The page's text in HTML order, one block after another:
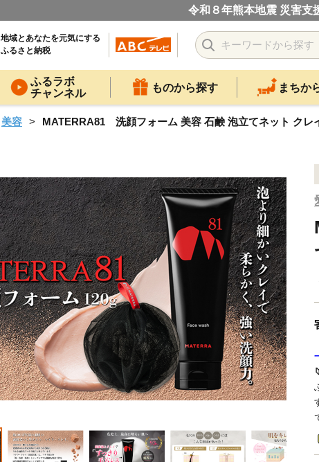
令和８年熊本地震 災害支
地域とあなたを元気にする
ふるさと納税
ふるラボ
チャンネル
ものから探す まちか
美容 MATERRA81 洗顔フォーム 美容 石鹸 泡立てネット クレ